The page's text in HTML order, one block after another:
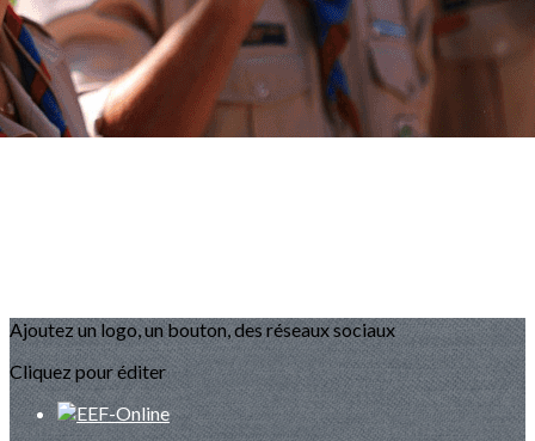
Ajoutez un logo, un bouton, des réseaux sociaux
Cliquez pour éditer